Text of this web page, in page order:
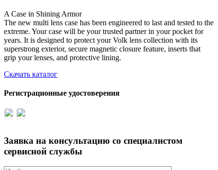
A Case in Shining Armor
The new multi lens case has been engineered to last and tested to the
extreme. Your case will be your trusted partner in your pocket for
years. It is designed to protect your Volk lens collection with its
superstrong exterior, secure magnetic closure feature, inserts that
grip your lenses, and protective lining.
Скачать каталог
Регистрационные удостоверения
Заявка на консультацию со специалистом
сервисной службы